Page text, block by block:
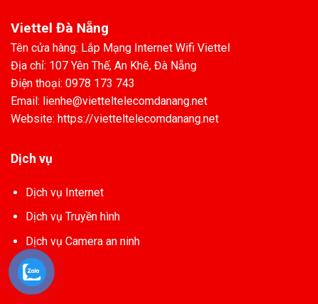
Viettel Đà Nẵng
Tên cửa hàng: Lắp Mạng Internet Wifi Viettel
Địa chỉ: 107 Yên Thế, An Khê, Đà Nẵng
Điện thoại: 0978 173 743
Email: lienhe@vietteltelecomdanang.net
Website: https://vietteltelecomdanang.net
Dịch vụ
Dịch vụ Internet
Dịch vụ Truyền hình
Dịch vụ Camera an ninh